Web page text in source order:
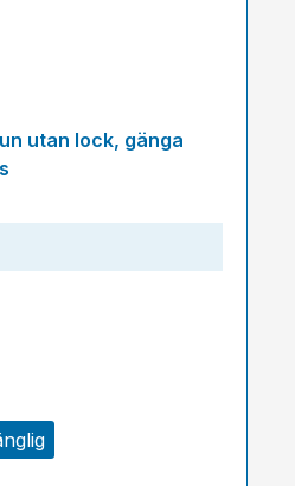
på 5 av 5 stjärnor
utan lock, gänga